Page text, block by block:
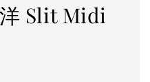
Slit Midi